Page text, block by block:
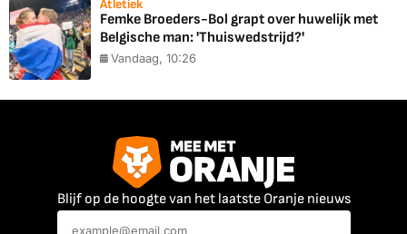
Atletiek
Femke Broeders-Bol grapt over huwelijk met
Belgische man: 'Thuiswedstrijd?'
Vandaag, 10:26
Blijf op de hoogte van het laatste Oranje nieuws